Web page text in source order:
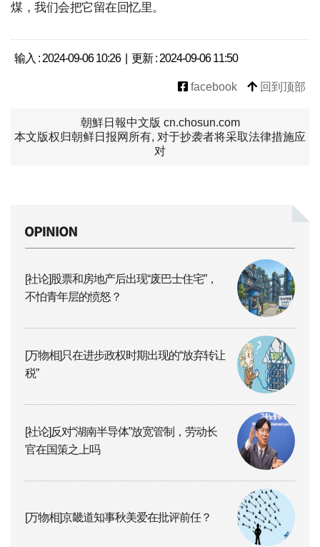
煤，我们会把它留在回忆里。
输入 : 2024-09-06 10:26 | 更新 : 2024-09-06 11:50
facebook 回到顶部
朝鮮日報中文版 cn.chosun.com
本文版权归朝鲜日报网所有, 对于抄袭者将采取法律措施应
对
[社论]股票和房地产后出现“废巴士住宅”，
不怕青年层的愤怒？
[万物相]只在进步政权时期出现的“放弃转让
税”
[社论]反对“湖南半导体”放宽管制，劳动长
官在国策之上吗
[万物相]京畿道知事秋美爱在批评前任？